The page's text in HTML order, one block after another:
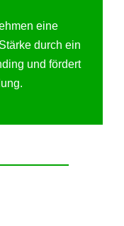
eine
durch ein
und fördert